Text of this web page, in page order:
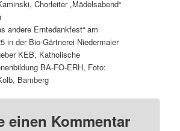
Chorleiter „Mädelsabend“
andere Erntedankfest“ am
in der Bio-Gärtnerei Niedermaier
KEB, Katholische
BA-FO-ERH, Foto:
Bamberg
einen Kommentar